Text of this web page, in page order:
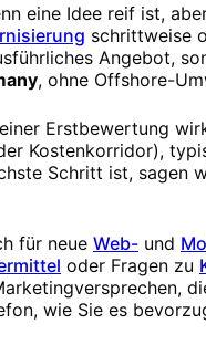
eine Idee reif ist,
schrittweise
Angebot,
, ohne Offshore-
Erstbewertung
Kostenkorridor),
Schritt ist, sagen
für neue Web- und
oder Fragen zu
wie Sie es